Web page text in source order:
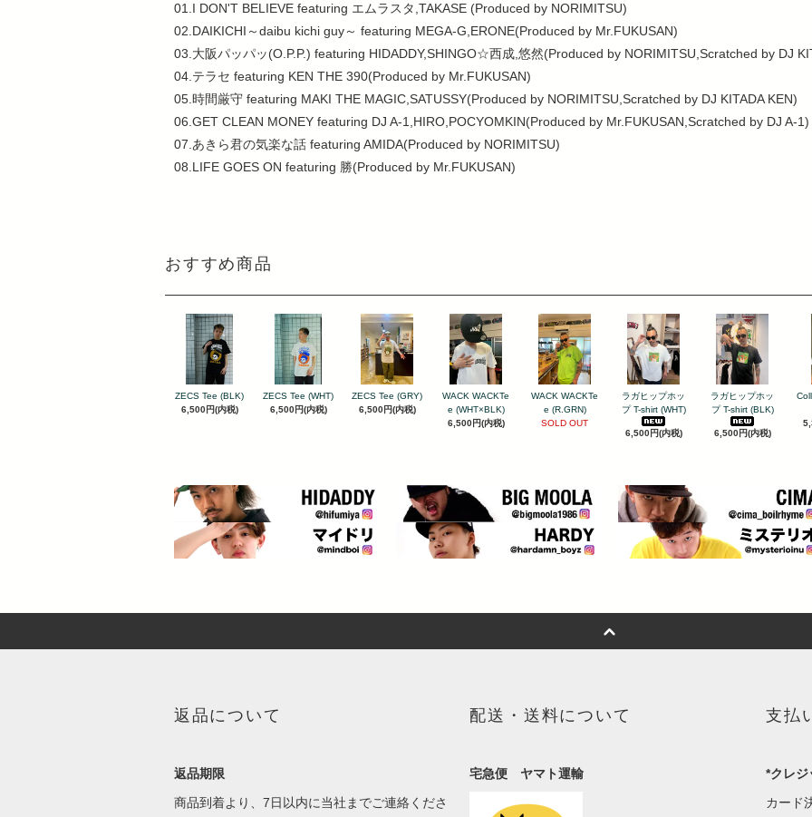
01.I DON'T BELIEVE featuring エムラスタ,TAKASE (Produced by NORIMITSU)
02.DAIKICHI～daibu kichi guy～ featuring MEGA-G,ERONE(Produced by Mr.FUKUSAN)
03.大阪パッパッ(O.P.P.) featuring HIDADDY,SHINGO☆西成,悠然(Produced by NORIMITSU,Scratched by DJ
04.テラセ featuring KEN THE 390(Produced by Mr.FUKUSAN)
05.時間厳守 featuring MAKI THE MAGIC,SATUSSY(Produced by NORIMITSU,Scratched by DJ KITADA KEN)
06.GET CLEAN MONEY featuring DJ A-1,HIRO,POCYOMKIN(Produced by Mr.FUKUSAN,Scratched by DJ A-1)
07.あきら君の気楽な話 featuring AMIDA(Produced by NORIMITSU)
08.LIFE GOES ON featuring 勝(Produced by Mr.FUKUSAN)
おすすめ商品
ZECS Tee (BLK)
6,500円(内税)
ZECS Tee (WHT)
6,500円(内税)
ZECS Tee (GRY)
6,500円(内税)
WACK WACKTe
e (WHT×BLK)
6,500円(内税)
WACK WACKTe
e (R.GRN)
SOLD OUT
ラガヒップホッ
プ T-shirt (WHT)
6,500円(内税)
ラガヒップホッ
プ T-shirt (BLK)
6,500円(内税)
返品について
返品期限
商品到着より、7日以内に当社までご連絡くださ
配送・送料について
宅急便 ヤマト運輸
支払
*クレジ
カード